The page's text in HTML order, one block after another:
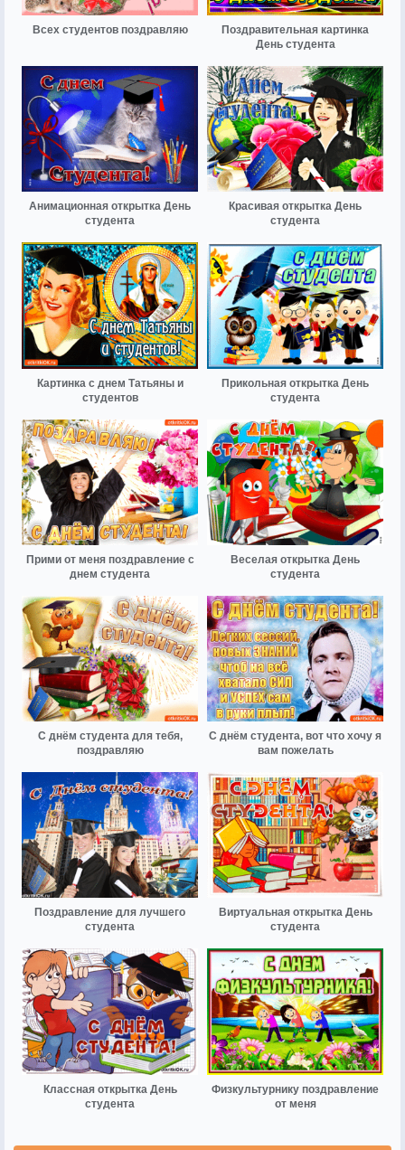
Всех студентов поздравляю
Поздравительная картинка
День студента
Анимационная открытка День
студента
Красивая открытка День
студента
Картинка с днем Татьяны и
студентов
Прикольная открытка День
студента
Прими от меня поздравление с
днем студента
Веселая открытка День
студента
С днём студента для тебя,
поздравляю
С днём студента, вот что хочу я
вам пожелать
Поздравление для лучшего
студента
Виртуальная открытка День
студента
Классная открытка День
студента
Физкультурнику поздравление
от меня